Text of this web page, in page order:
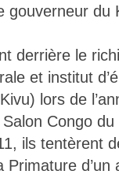
gouverneur du
derrière le
et institut
lors de
Congo
ils tentèrent
d’un